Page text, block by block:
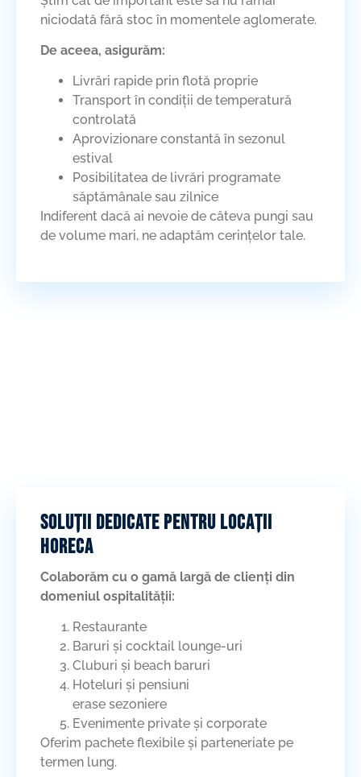
niciodată fără stoc în momentele aglomerate.
De aceea, asigurăm:
Livrări rapide prin flotă proprie
Transport în condiții de temperatură
controlată
Aprovizionare constantă în sezonul
estival
Posibilitatea de livrări programate
săptămânale sau zilnice
Indiferent dacă ai nevoie de câteva pungi sau
de volume mari, ne adaptăm cerințelor tale.
Soluții dedicate pentru locații
HoReCa
Colaborăm cu o gamă largă de clienți din
domeniul ospitalității:
Restaurante
Baruri și cocktail lounge-uri
Cluburi și beach baruri
Hoteluri și pensiuni
erase sezoniere
Evenimente private și corporate
Oferim pachete flexibile și parteneriate pe
termen lung.